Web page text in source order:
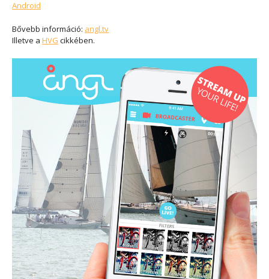
Android
Bővebb információ: angl.tv
Illetve a HVG cikkében.